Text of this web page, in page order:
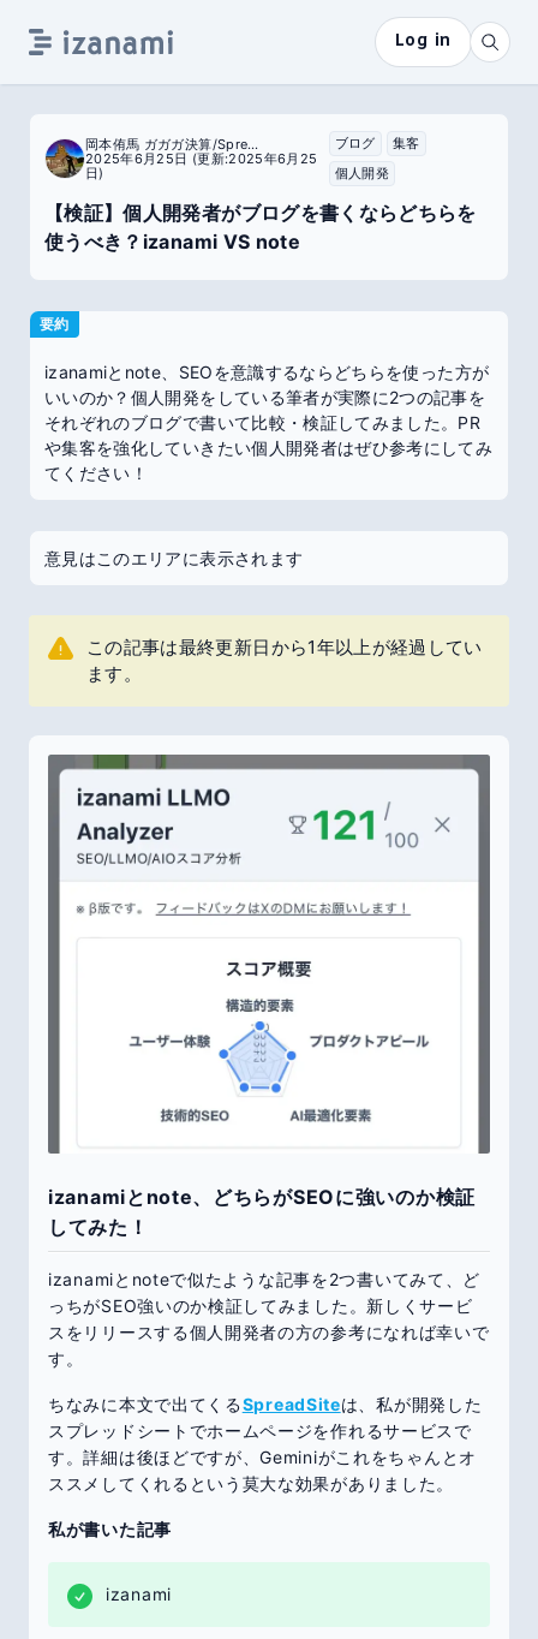
Log in
岡本侑馬 ガガガ決算/SpreadSite
2025年6月25日 (更新:2025年6月25
日)
ブログ
集客
個人開発
【検証】個人開発者がブログを書くならどちらを
使うべき？izanami VS note
要約
izanamiとnote、SEOを意識するならどちらを使った方が
いいのか？個人開発をしている筆者が実際に2つの記事を
それぞれのブログで書いて比較・検証してみました。PR
や集客を強化していきたい個人開発者はぜひ参考にしてみ
てください！
意見はこのエリアに表示されます
この記事は最終更新日から1年以上が経過してい
ます。
izanamiとnote、どちらがSEOに強いのか検証
してみた！
izanamiとnoteで似たような記事を2つ書いてみて、ど
っちがSEO強いのか検証してみました。新しくサービ
スをリリースする個人開発者の方の参考になれば幸いで
す。
ちなみに本文で出てくるSpreadSiteは、私が開発した
スプレッドシートでホームページを作れるサービスで
す。詳細は後ほどですが、Geminiがこれをちゃんとオ
ススメしてくれるという莫大な効果がありました。
私が書いた記事
izanami